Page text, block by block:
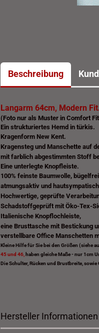
Beschreibung
Langarm 64cm, Modern
(Foto nur als Muster in Comfort
Ein strukturiertes Hemd in türkis.
Kragenform New Kent.
Kragensteg und Manschette auf
mit farblich abgestimmten Stoff
Eine unterlegte Knopfleiste.
100% feinste Baumwolle,
atmungsaktiv und
Hochwertige, geprüfte
Schadstoffgeprüft mit Öko-Tex-
Italienische Knopflochleiste,
eine Brusttasche mit Bestickung
verstellbare Office Manschetten
Kleine Hilfe für Sie bei den Größen (siehe
45 und 46, haben gleiche Maße - nur 1cm
Die Schulter, Rücken und Brustbreite,
Hersteller Informationen